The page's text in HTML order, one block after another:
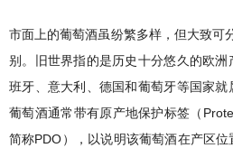
市面上的葡萄酒虽纷繁多样，但大致可
别。旧世界指的是历史十分悠久的欧
班牙、意大利、德国和葡萄牙等国家
葡萄酒通常带有原产地保护标签（
简称PDO），以说明该葡萄酒在产区